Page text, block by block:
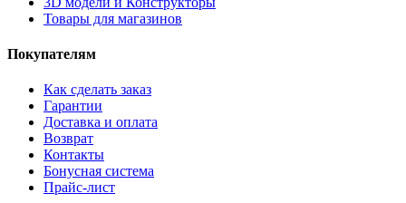
Товары для магазинов
Покупателям
Как сделать заказ
Гарантии
Доставка и оплата
Возврат
Контакты
Бонусная система
Прайс-лист